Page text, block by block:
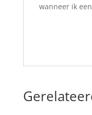
wanneer ik